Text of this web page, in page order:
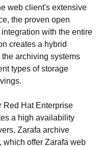
web client's extensive
the proven open
with the entire
creates a hybrid
archiving systems
types of storage
Red Hat Enterprise
a high availability
Zarafa archive
which offer Zarafa web